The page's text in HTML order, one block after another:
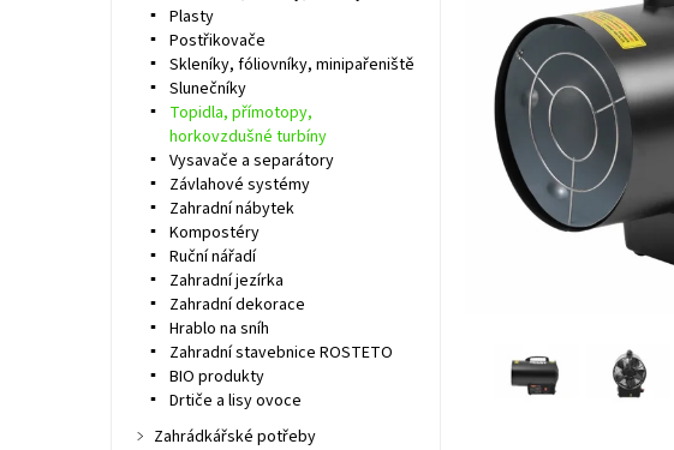
Plasty
Postřikovače
Skleníky, fóliovníky, minipařeniště
Slunečníky
Topidla, přímotopy,
horkovzdušné turbíny
Vysavače a separátory
Závlahové systémy
Zahradní nábytek
Kompostéry
Ruční nářadí
Zahradní jezírka
Zahradní dekorace
Hrablo na sníh
Zahradní stavebnice ROSTETO
BIO produkty
Drtiče a lisy ovoce
Zahrádkářské potřeby